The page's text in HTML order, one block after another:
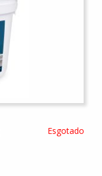
Esgotado